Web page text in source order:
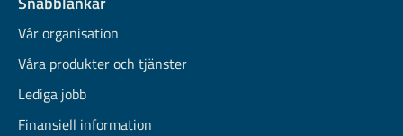
Vår organisation
Våra produkter och tjänster
Lediga jobb
Finansiell information